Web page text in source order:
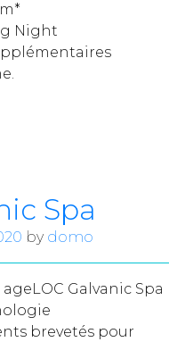
Night
Spa
by domo
Galvanic Spa
brevetés pour